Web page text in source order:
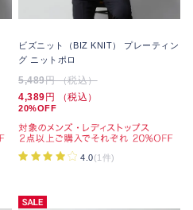
ビズニット（BIZ KNIT） プレーティン
グ ニットポロ
5,489円 （税込）
4,389円 （税込）
20%OFF
4.0(1件)